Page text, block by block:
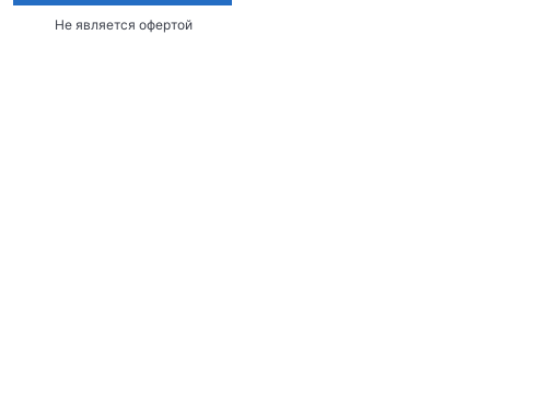
Не является офертой